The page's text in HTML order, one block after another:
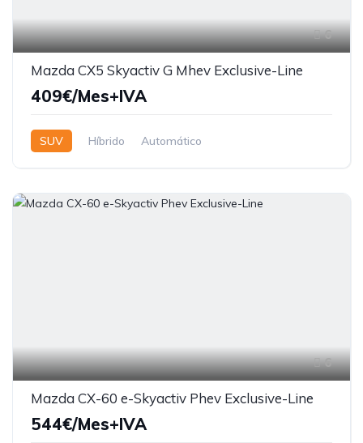
6
Mazda CX5 Skyactiv G Mhev Exclusive-Line
409€/Mes+IVA
SUV Híbrido Automático
6
Mazda CX-60 e-Skyactiv Phev Exclusive-Line
544€/Mes+IVA